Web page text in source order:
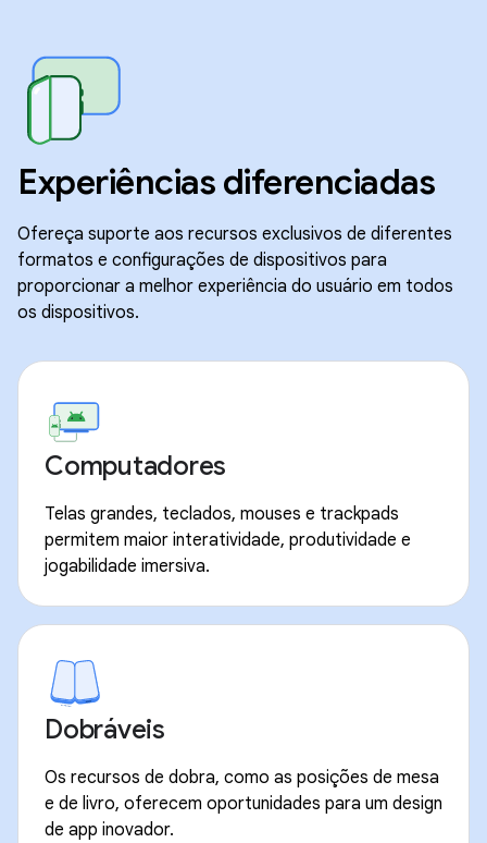
Experiências diferenciadas
Ofereça suporte aos recursos exclusivos de diferentes
formatos e configurações de dispositivos para
proporcionar a melhor experiência do usuário em todos
os dispositivos.
Computadores
Telas grandes, teclados, mouses e trackpads
permitem maior interatividade, produtividade e
jogabilidade imersiva.
Dobráveis
Os recursos de dobra, como as posições de mesa
e de livro, oferecem oportunidades para um design
de app inovador.